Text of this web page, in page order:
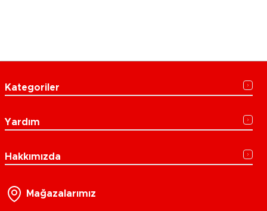
Kategoriler
Yardım
Hakkımızda
Mağazalarımız